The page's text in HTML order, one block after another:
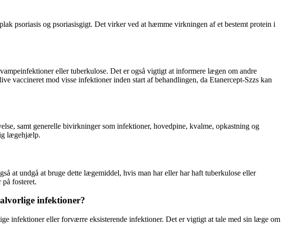
psoriasis og psoriasisgigt. Det virker ved at hæmme virkningen af et bestemt protein i
eller tuberkulose. Det er også vigtigt at informere lægen om andre
vaccineret mod visse infektioner inden start af behandlingen, da Etanercept-Szzs kan
samt generelle bivirkninger som infektioner, hovedpine, kvalme, opkastning og
lægehjælp.
at undgå at bruge dette lægemiddel, hvis man har eller har haft tuberkulose eller
fosteret.
infektioner?
infektioner eller forværre eksisterende infektioner. Det er vigtigt at tale med sin læge om